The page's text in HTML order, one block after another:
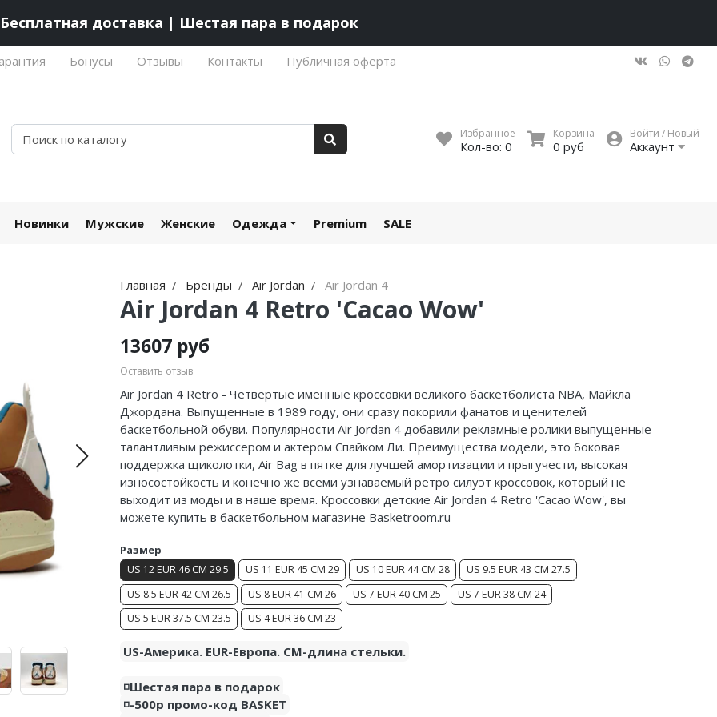
Бесплатная доставка | Шестая пара в подарок
Бонусы Отзывы Контакты Публичная оферта
Избранное
Кол-во: 0
Корзина
0 руб
Войти / Новый
Аккаунт
Новинки Мужские Женские Одежда Premium SALE
Главная Бренды Air Jordan Air Jordan 4
Air Jordan 4 Retro 'Cacao Wow'
13607 руб
Оставить отзыв
Air Jordan 4 Retro - Четвертые именные кроссовки великого баскетболиста NBA, Майкла
Джордана. Выпущенные в 1989 году, они сразу покорили фанатов и ценителей
баскетбольной обуви. Популярности Air Jordan 4 добавили рекламные ролики выпущенные
талантливым режиссером и актеромСпайком Ли. Преимущества модели, это боковая
поддержка щиколотки, Air Bag в пятке для лучшей амортизации и прыгучести, высокая
износостойкость и конечно же всеми узнаваемый ретро силуэт кроссовок, который не
выходит из моды и в наше время. Кроссовки детские Air Jordan 4 Retro 'Cacao Wow', вы
можете купить в баскетбольном магазине Basketroom.ru
Размер
US 12 EUR 46 CM 29.5 US 11 EUR 45 CM 29 US 10 EUR 44 CM 28
US 9.5 EUR 43 CM 27.5
US 8.5 EUR 42 CM 26.5
US 8 EUR 41 CM 26 US 7 EUR 40 CM 25
US 7 EUR 38 CM 24
US 5 EUR 37.5 CM 23.5
US 4 EUR 36 CM 23
US-Америка. EUR-Европа. CM-длина стельки.
◽️Шестая пара в подарок
◽️-500р промо-код BASKET